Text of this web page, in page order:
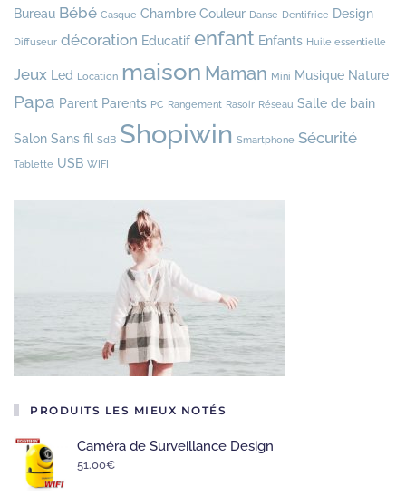
Bureau Bébé Casque Chambre Couleur Danse Dentifrice Design
Diffuseur décoration Educatif enfant Enfants Huile essentielle
Jeux Led Location maison Maman Mini Musique Nature
Papa Parent Parents PC Rangement Rasoir Réseau Salle de bain
Salon Sans fil SdB Shopiwin Smartphone Sécurité
Tablette USB WIFI
PRODUITS LES MIEUX NOTÉS
Caméra de Surveillance Design
51.00€